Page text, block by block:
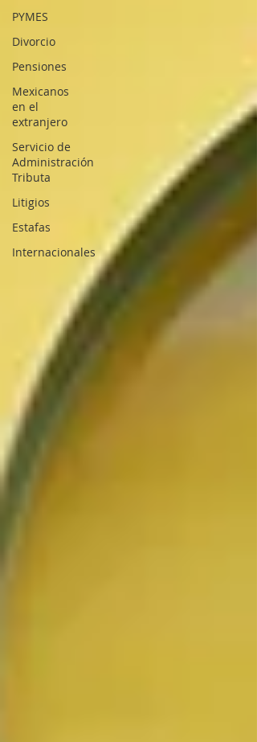
PYMES
Divorcio
Pensiones
Mexicanos
en el
extranjero
Servicio de
Administración
Tributa
Litigios
Estafas
Internacionales